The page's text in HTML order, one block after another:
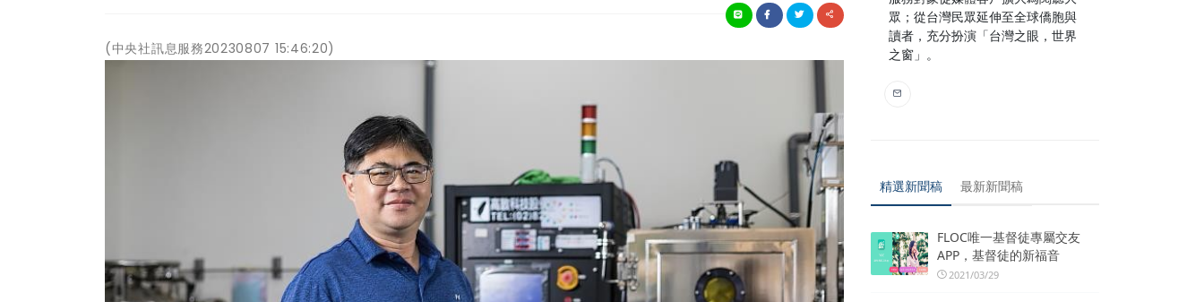
(中央社訊息服務20230807 15:46:20)
眾；從台灣民眾延伸至全球僑胞與
讀者，充分扮演「台灣之眼，世界
之窗」。
精選新聞稿 最新新聞稿
FLOC唯一基督徒專屬交友
APP，基督徒的新福音
2021/03/29